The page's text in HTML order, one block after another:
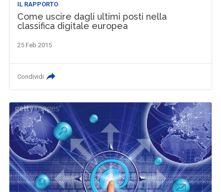
IL RAPPORTO
Come uscire dagli ultimi posti nella
classifica digitale europea
25 Feb 2015
Condividi